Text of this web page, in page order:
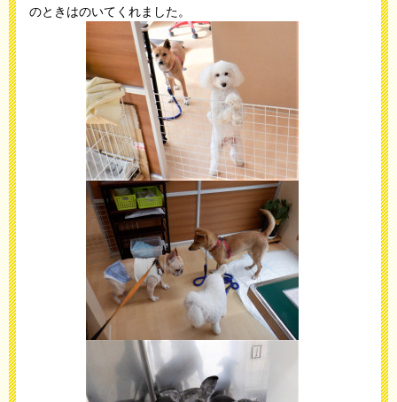
のときはのいてくれました。